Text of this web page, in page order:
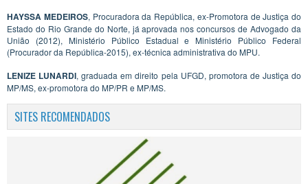
HAYSSA MEDEIROS, Procuradora da República, ex-Promotora de Justiça do
Estado do Rio Grande do Norte, já aprovada nos concursos de Advogado da
União (2012), Ministério Público Estadual e Ministério Público Federal
(Procurador da República-2015), ex-técnica administrativa do MPU.
LENIZE LUNARDI, graduada em direito pela UFGD, promotora de Justiça do
MP/MS, ex-promotora do MP/PR e MP/MS.
SITES RECOMENDADOS